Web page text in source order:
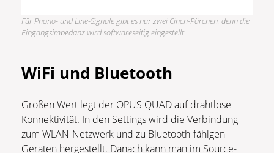
Für Phono- und Line-Signale gibt es nur zwei Cinch-Pärchen, denn die
Eingangsimpedanz wird softwareseitig eingestellt
WiFi und Bluetooth
Großen Wert legt der OPUS QUAD auf drahtlose
Konnektivität. In den Settings wird die Verbindung
zum WLAN-Netzwerk und zu Bluetooth-fähigen
Geräten hergestellt. Danach kann man im Source-